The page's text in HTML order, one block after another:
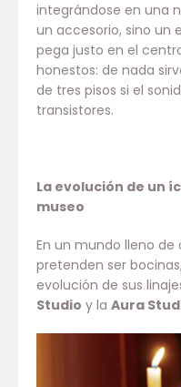
integrándose en una
un accesorio, sino un
pega justo en el
honestos: de nada
de tres pisos si el
transistores.
La evolución de un
museo
En un mundo lleno
pretenden ser
evolución de sus
Studio y la Aura